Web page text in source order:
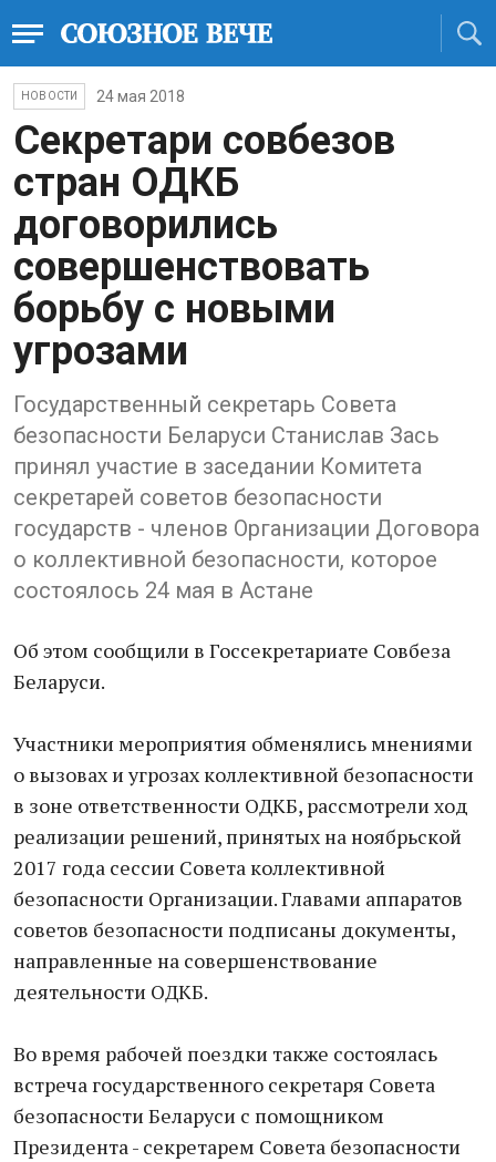
НОВОСТИ 24 мая 2018
Секретари совбезов
стран ОДКБ
договорились
совершенствовать
борьбу с новыми
угрозами
Государственный секретарь Совета
безопасности Беларуси Станислав Зась
принял участие в заседании Комитета
секретарей советов безопасности
государств - членов Организации Договора
о коллективной безопасности, которое
состоялось 24 мая в Астане
Об этом сообщили в Госсекретариате Совбеза
Беларуси.
Участники мероприятия обменялись мнениями
о вызовах и угрозах коллективной безопасности
в зоне ответственности ОДКБ, рассмотрели ход
реализации решений, принятых на ноябрьской
2017 года сессии Совета коллективной
безопасности Организации. Главами аппаратов
советов безопасности подписаны документы,
направленные на совершенствование
деятельности ОДКБ.
Во время рабочей поездки также состоялась
встреча государственного секретаря Совета
безопасности Беларуси с помощником
Президента - секретарем Совета безопасности